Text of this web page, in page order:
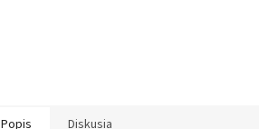
Popis Diskusia